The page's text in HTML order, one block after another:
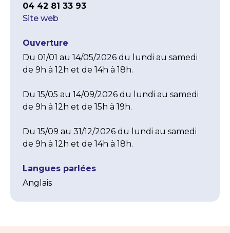
04 42 81 33 93
Site web
Ouverture
Du 01/01 au 14/05/2026 du lundi au samedi
de 9h à 12h et de 14h à 18h.
Du 15/05 au 14/09/2026 du lundi au samedi
de 9h à 12h et de 15h à 19h.
Du 15/09 au 31/12/2026 du lundi au samedi
de 9h à 12h et de 14h à 18h.
Langues parlées
Anglais